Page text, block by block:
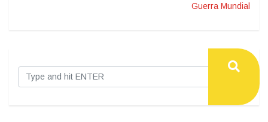
Guerra Mundial